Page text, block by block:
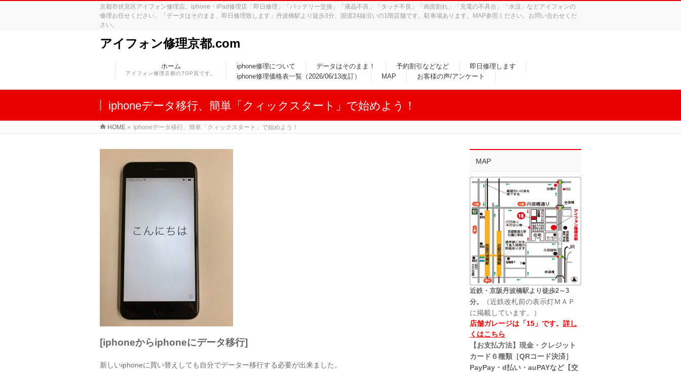
京都市伏見区アイフォン修理店。iphone・iPad修理店「即日修理」「バッテリー交換」「液晶不良」「タッチ不良」「画面割れ」「充電の不具合」「水没」などアイフォンの
修理お任せください。「データはそのまま、即日修理致します」丹波橋駅より徒歩3分、国道24線沿いの1階店舗です。駐車場あります。MAP参照ください。お問い合わせくだ
さい。
アイフォン修理京都.com
ホーム
アイフォン修理京都のTOP頁です。
iphone修理について データはそのまま！ 予約割引などなど
即日修理します
iphone修理価格表一覧（2026/06/13改訂）
MAP お客様の声/アンケート
iphoneデータ移行、簡単「クィックスタート」で始めよう！
HOME » iphoneデータ移行、簡単「クィックスタート」で始めよう！
[iphoneからiphoneにデータ移行]
新しいiphoneに買い替えしても自分でデーター移行する必要が出来ました。
MAP
近鉄・京阪丹波橋駅より徒歩2～3
分。
（近鉄改札前の表示灯ＭＡＰ
に掲載しています。）
店舗ガレージは「15」です。 詳し
くはこちら
【お支払方法】現金・クレジット
カード６種類［QRコード決済］
PayPay・d払い・auPAYなど【交